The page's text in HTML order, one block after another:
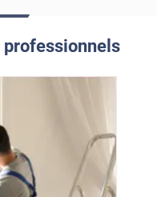
professionnels